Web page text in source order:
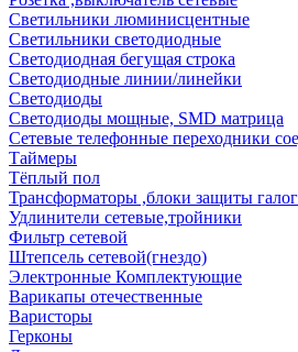
Светильники люминисцентные
Светильники светодиодные
Светодиодная бегущая строка
Светодиодные линии/линейки
Светодиоды
Светодиоды мощные, SMD матрица
Сетевые телефонные переходники
Таймеры
Тёплый пол
Трансформаторы ,блоки защиты
Удлинители сетевые,тройники
Фильтр сетевой
Штепсель сетевой(гнездо)
Электронные Комплектующие
Варикапы отечественные
Варисторы
Герконы